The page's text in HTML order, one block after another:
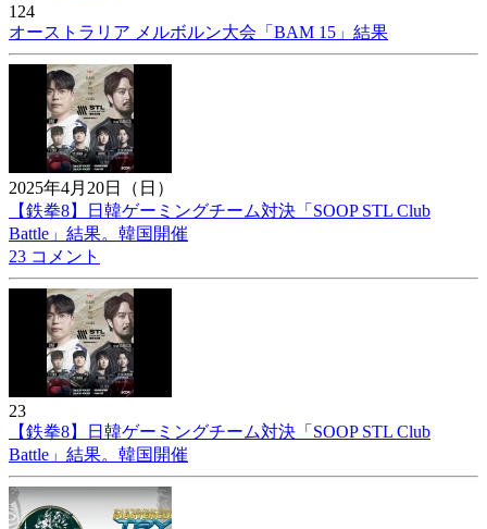
124
オーストラリア メルボルン大会「BAM 15」結果
2025年4月20日（日）
【鉄拳8】日韓ゲーミングチーム対決「SOOP STL Club
Battle」結果。韓国開催
23 コメント
23
【鉄拳8】日韓ゲーミングチーム対決「SOOP STL Club
Battle」結果。韓国開催